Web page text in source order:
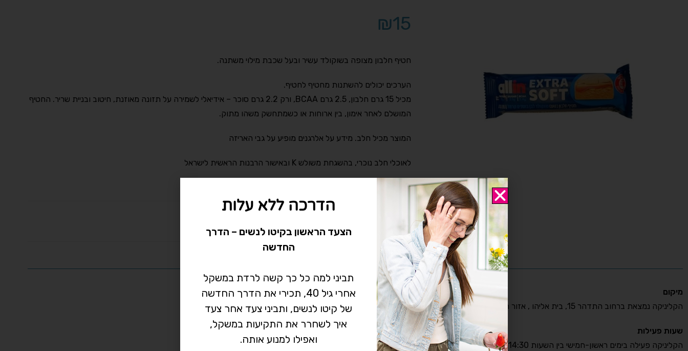
₪15
חטיף חלבון מצופה בשוקולד עשיר ובעל שכבת מילוי משתנה.
הערכים יכולים להשתנות מחטיף לחטיף.
מכיל 15 גרם חלבון, 2.5 גרם BCAA, ורק 2.2 גרם סוכר – אידיאלי לשמירה על תזונה מאוזנת, חיטוב ובניית שריר. החטיף
המושלם לאחר אימון, בין ארוחות או כשמתחשק משהו מתוק.
המוצר מכיל חלב. מידע על אלרגנים מופיע על גבי האריזה
לאוכלי חלב נוכרי, בהשגחת משולש K ובאישור הרבנות הראשית לישראל
מיקום
הקליניקה נמצאת ברחוב התדהר 15, בית אליהו , אזור התעשייה רעננה.
שעות פעילות
הקליניקה פעילה בימים ראשון-חמישי בין השעות 8:00-14:30
הדרכה ללא עלות
הצעד הראשון בקיטו לנשים – הדרך
החדשה
תביני למה כל כך קשה לרדת במשקל
אחרי גיל 40, תכירי את הדרך החדשה
של קיטו לנשים, ותביני צעד אחר צעד
איך לשחרר את התקיעות במשקל,
ואפילו למנוע אותה.